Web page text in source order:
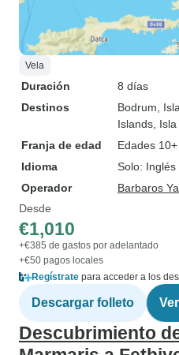
Vela
Duración
8 días
Destinos
Bodrum ,
Islands ,
Franja de edad
Edades 10+
Idioma
Solo: Inglés
Operador
Barbaros
Desde
€1,010
+€385 de gastos por adelantado
+€50 pagos locales
Regístrate para acceder a los
Descargar folleto
Descubrimiento